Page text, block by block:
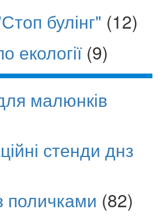
булінг" (12)
екології (9)
малюнків
стенди днз
поличками (82)